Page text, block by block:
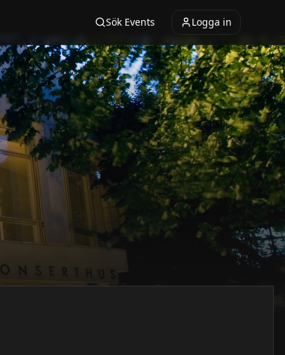
Sök Events Logga in